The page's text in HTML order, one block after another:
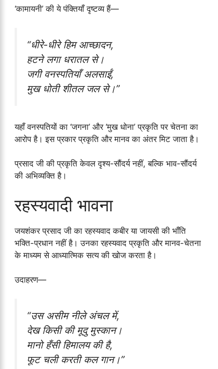
‘कामायनी’ की ये पंक्तियाँ दृष्टव्य हैं—
“धीरे-धीरे हिम आच्छादन,
हटने लगा धरातल से।
जगी वनस्पतियाँ अलसाईं,
मुख धोती शीतल जल से।”
यहाँ वनस्पतियों का ‘जगना’ और ‘मुख धोना’ प्रकृति पर चेतना का
आरोप है। इस प्रकार प्रकृति और मानव का अंतर मिट जाता है।
प्रसाद जी की प्रकृति केवल दृश्य-सौंदर्य नहीं, बल्कि भाव-सौंदर्य
की अभिव्यक्ति है।
रहस्यवादी भावना
जयशंकर प्रसाद जी का रहस्यवाद कबीर या जायसी की भाँति
भक्ति-प्रधान नहीं है। उनका रहस्यवाद प्रकृति और मानव-चेतना
के माध्यम से आध्यात्मिक सत्य की खोज करता है।
उदाहरण—
“उस असीम नीले अंचल में,
देख किसी की मूदु मुस्कान।
मानो हँसी हिमालय की है,
फूट चली करती कल गान।”